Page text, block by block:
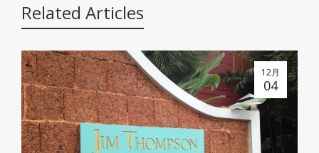
Related Articles
12月
04